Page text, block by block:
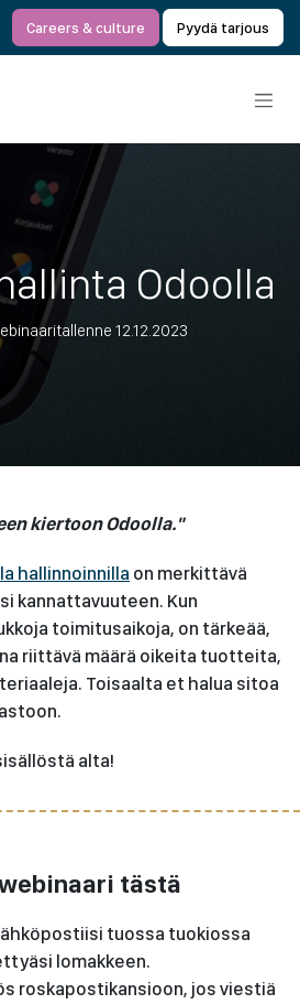
Careers & culture Pyydä tarjous
Odoolla
12.12.2023
kiertoon Odoolla."
hallinnoinnilla on merkittävä
kannattavuuteen. Kun
toimitusaikoja, on tärkeää,
riittävä määrä oikeita tuotteita,
Toisaalta et halua sitoa
alta!
tästä
tuossa tuokiossa
lomakkeen.
roskapostikansioon, jos viestiä